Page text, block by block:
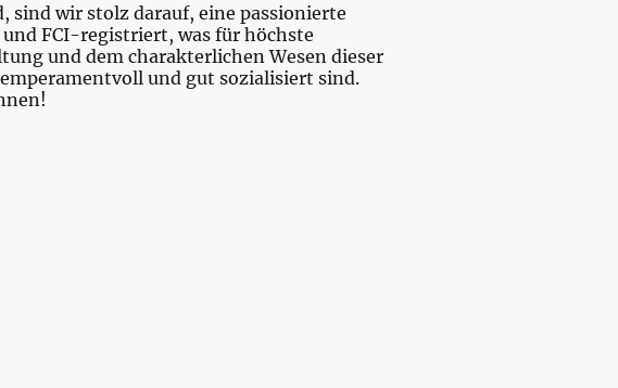
wir stolz darauf, eine passionierte
FCI-registriert, was für höchste
und dem charakterlichen Wesen dieser
und gut sozialisiert sind.